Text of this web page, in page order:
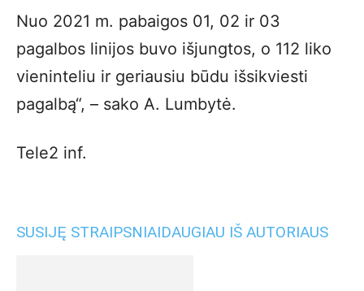
Nuo 2021 m. pabaigos 01, 02 ir 03
pagalbos linijos buvo išjungtos, o 112 liko
vieninteliu ir geriausiu būdu išsikviesti
pagalbą“, – sako A. Lumbytė.
Tele2 inf.
SUSIJĘ STRAIPSNIAIDAUGIAU IŠ AUTORIAUS